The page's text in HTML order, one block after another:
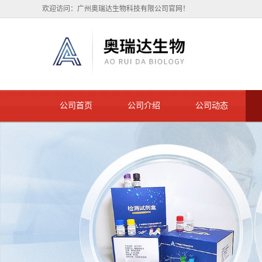
欢迎访问：广州奥瑞达生物科技有限公司官网！
公司首页 公司介绍 公司动态